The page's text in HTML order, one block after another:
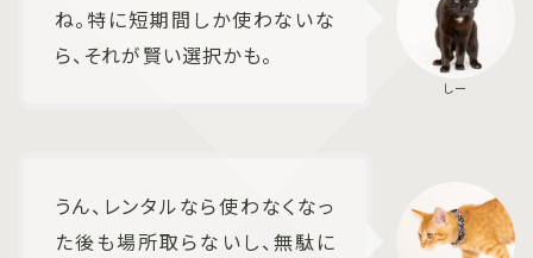
ね。特に短期間しか使わないな
ら、それが賢い選択かも。
うん、レンタルなら使わなくなっ
た後も場所取らないし、無駄に